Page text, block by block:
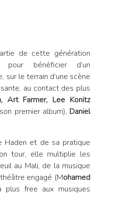
de cette génération
bénéficier d’un
sur le terrain d’une scène
au contact des plus
Art Farmer, Lee Konitz
premier album), Daniel
Haden et de sa pratique
tour, elle multiplie les
au Mali, de la musique
engagé (Mohamed
plus free aux musiques